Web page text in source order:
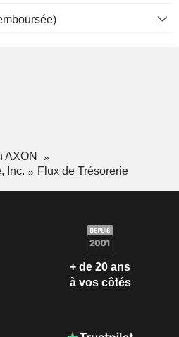
AXON
Inc.
Flux de Trésorerie
+ de 20 ans
à vos côtés